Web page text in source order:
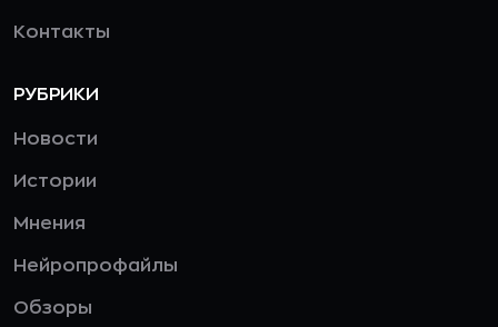
Контакты
РУБРИКИ
Новости
Истории
Мнения
Нейропрофайлы
Обзоры